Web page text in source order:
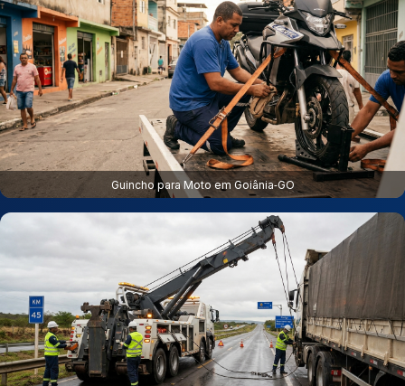
Guincho para Moto em Goiânia‑GO